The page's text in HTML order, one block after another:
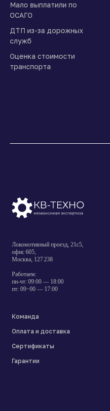
Мало выплатили по
ОСАГО
ДТП из-за дорожных
служб
Оценка стоимости
транспорта
Локомотивный проезд, 21с5,
офис 605,
Москва, 127 238
Работаем:
пн-чт: 09:00 — 18:00
пт: 09−00 — 17:00
Команда
Оплата и доставка
Сертификаты
Гарантии